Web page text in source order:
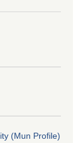
(Mun Profile)